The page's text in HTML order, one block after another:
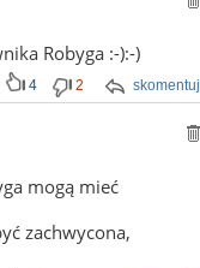
Robyga :-):-)
skomentuj
4 2
mogą mieć
zachwycona,